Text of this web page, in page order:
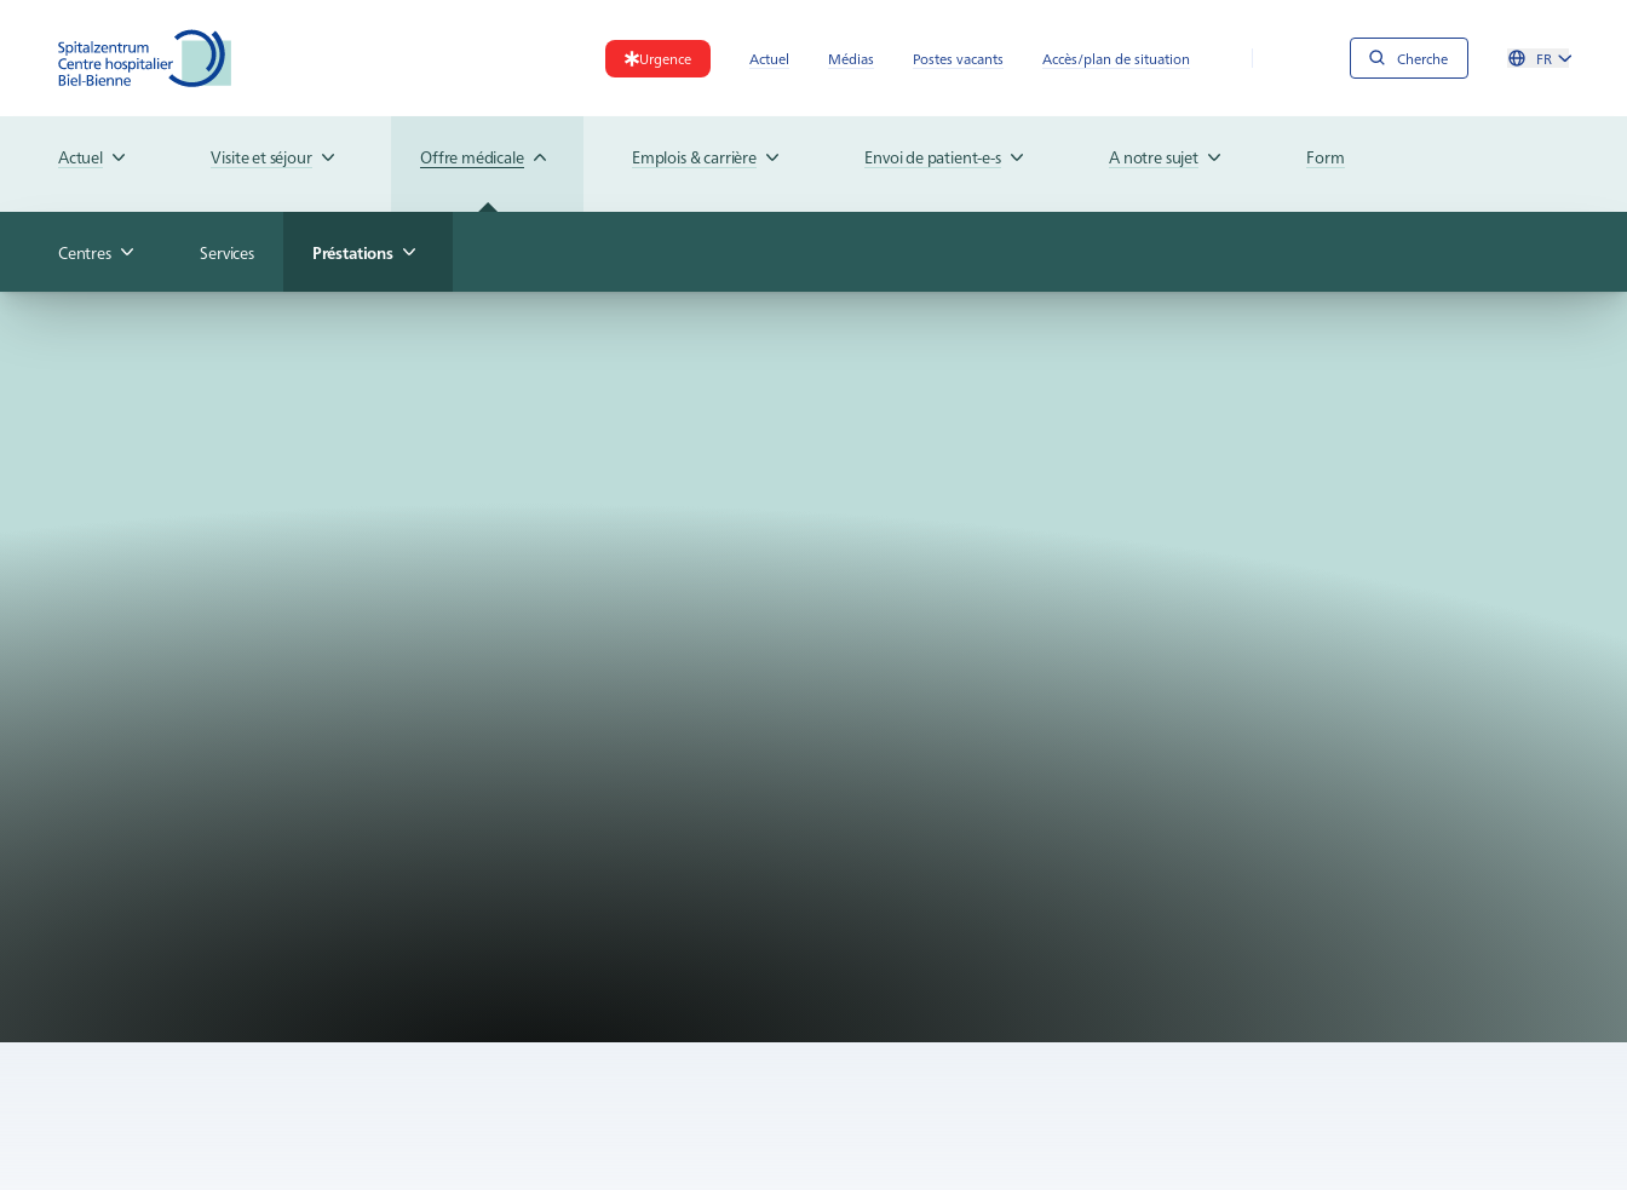
Urgence Actuel Médias Postes vacants Accès/plan de situation Cherche FR
Actuel Visite et séjour Offre médicale
Centres Services Préstations
Emplois & carrière Envoi de patient-e-s A notre sujet Form